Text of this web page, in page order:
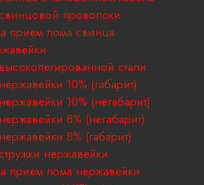
проволоки
прием лома свинца
стали
10% (габарит)
10% (негабарит)
8% (негабарит)
8% (габарит)
нержавейки
прием лома нержавейки